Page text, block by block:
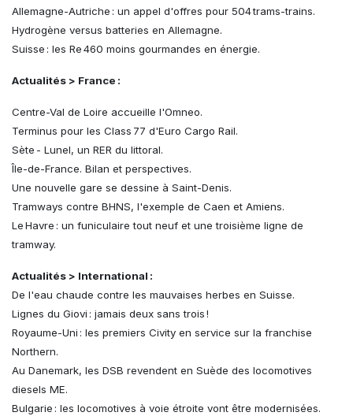
Allemagne-Autriche : un appel d'offres pour 504 trams-trains.
Hydrogène versus batteries en Allemagne.
Suisse : les Re 460 moins gourmandes en énergie.
Actualités > France :
Centre-Val de Loire accueille l'Omneo.
Terminus pour les Class 77 d'Euro Cargo Rail.
Sète - Lunel, un RER du littoral.
Île-de-France. Bilan et perspectives.
Une nouvelle gare se dessine à Saint-Denis.
Tramways contre BHNS, l'exemple de Caen et Amiens.
Le Havre : un funiculaire tout neuf et une troisième ligne de
tramway.
Actualités > International :
De l'eau chaude contre les mauvaises herbes en Suisse.
Lignes du Giovi : jamais deux sans trois !
Royaume-Uni : les premiers Civity en service sur la franchise
Northern.
Au Danemark, les DSB revendent en Suède des locomotives
diesels ME.
Bulgarie : les locomotives à voie étroite vont être modernisées.